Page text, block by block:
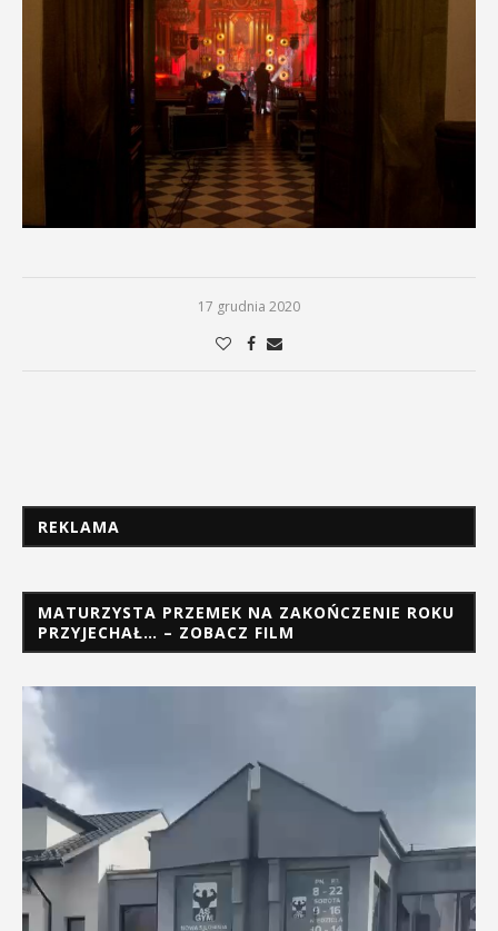
17 grudnia 2020
REKLAMA
MATURZYSTA PRZEMEK NA ZAKOŃCZENIE ROKU
PRZYJECHAŁ… – ZOBACZ FILM
Odtwarzacz